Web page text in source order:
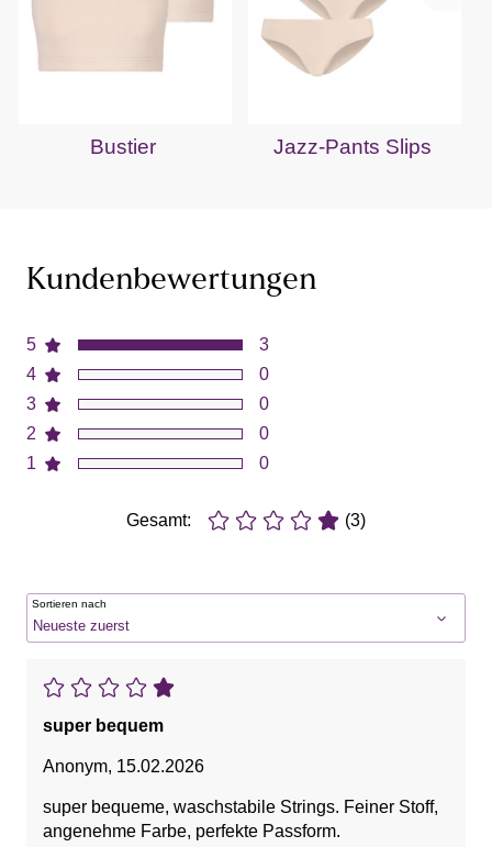
Bustier Jazz-Pants Slips
Kundenbewertungen
5
4
3
2
1
3
0
0
0
0
Gesamt: (3)
Sortieren nach
super bequem
Anonym, 15.02.2026
super bequeme, waschstabile Strings. Feiner Stoff,
angenehme Farbe, perfekte Passform.